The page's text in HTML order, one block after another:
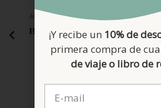
ANTERIOR
Brownie sin gluten
Mi experiencia en
¡Y recibe un 10% de
primera compra de
de viaje o libro de